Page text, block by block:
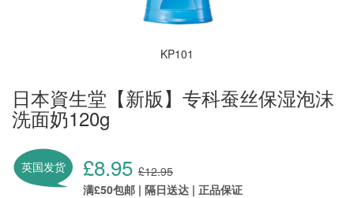
KP101
日本資生堂【新版】专科蚕丝保湿泡沫
洗面奶120g
英国发货 £8.95 £12.95
满£50包邮 | 隔日送达 | 正品保证